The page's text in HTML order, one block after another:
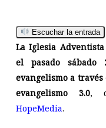
Escuchar la entrada
La Iglesia
el pasado
evangelismo a
evangelismo 3.0,
HopeMedia.